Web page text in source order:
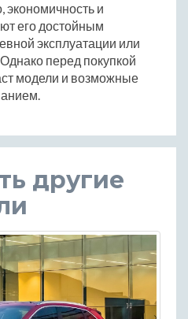
экономичность и
его достойным
эксплуатации или
перед покупкой
модели и возможные
другие